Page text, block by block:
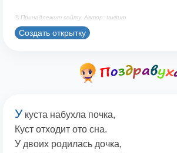
© Принадлежит сайту. Автор: tavitum
Создать открытку
У куста набухла почка,
Куст отходит ото сна.
У двоих родилась дочка,